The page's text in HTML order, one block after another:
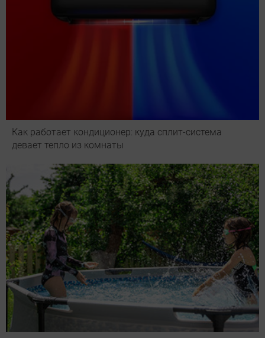
Как работает кондиционер: куда сплит-система
девает тепло из комнаты